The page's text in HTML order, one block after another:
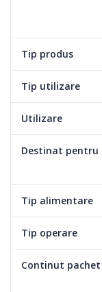
2 setari de viteza
groase
Tip produs
Tip utilizare
Utilizare
Destinat pentru
Tip alimentare
Tip operare
Continut pachet